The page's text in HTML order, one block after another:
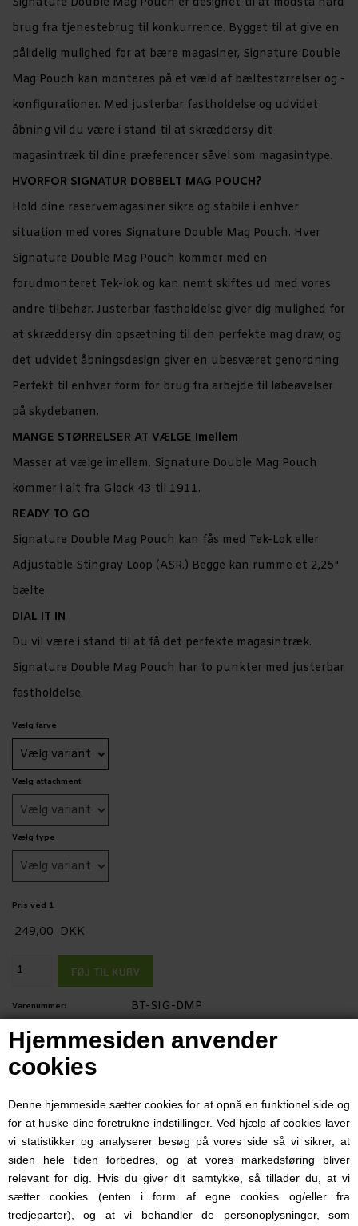
Hjemmesiden anvender
cookies
Denne hjemmeside sætter cookies for at opnå en funktionel side og
for at huske dine foretrukne indstillinger. Ved hjælp af cookies laver
vi statistikker og analyserer besøg på vores side så vi sikrer, at
siden hele tiden forbedres, og at vores markedsføring bliver
relevant for dig. Hvis du giver dit samtykke, så tillader du, at vi
sætter cookies (enten i form af egne cookies og/eller fra
tredjeparter), og at vi behandler de personoplysninger, som
brug fra tjenestebrug til konkurrence. Bygget til at give en
pålidelig mulighed for at bære magasiner, Signature Double
Mag Pouch kan monteres på et væld af bæltestørrelser og -
konfigurationer. Med justerbar fastholdelse og udvidet
åbning vil du være i stand til at skræddersy dit
magasintræk til dine præferencer såvel som magasintype.
HVORFOR SIGNATUR DOBBELT MAG POUCH?
Hold dine reservemagasiner sikre og stabile i enhver
situation med vores Signature Double Mag Pouch. Hver
Signature Double Mag Pouch kommer med en
forudmonteret Tek-lok og kan nemt skiftes ud med vores
andre tilbehør. Justerbar fastholdelse giver dig mulighed for
at skræddersy din opsætning til den perfekte mag draw, og
det udvidet åbningsdesign giver en ubesværet genordning.
Perfekt til enhver form for brug fra arbejde til løbeøvelser
på skydebanen.
MANGE STØRRELSER AT VÆLGE Imellem
Masser at vælge imellem. Signature Double Mag Pouch
kommer i alt fra Glock 43 til 1911.
READY TO GO
Signature Double Mag Pouch kan fås med Tek-Lok eller
Adjustable Stingray Loop (ASR.) Begge kan rumme et 2,25"
bælte.
DIAL IT IN
Du vil være i stand til at få det perfekte magasintræk.
Signature Double Mag Pouch har to punkter med justerbar
fastholdelse.​​​​​​​
Vælg farve
Vælg attachment
Vælg type
Pris ved 1
249,00 DKK
Varenummer: BT-SIG-DMP
Leveringstid: 1-4 dage
Beskrivelse
Vi har designet vores mag-pouches til alle scenarier, uanset om
det er til din daglige transport/"carry", konkurrenceskydning
og den professionelle på skydebanen eller jobbet. Det at bære
et reservemagasin bør ikke betyde at du ofrer komfort eller